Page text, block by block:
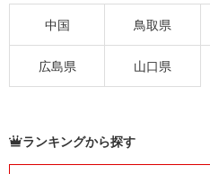
中国 鳥取県
広島県 山口県
ランキングから探す